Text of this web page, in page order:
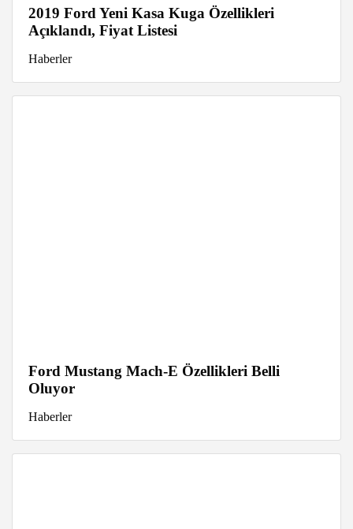
2019 Ford Yeni Kasa Kuga Özellikleri
Açıklandı, Fiyat Listesi
Haberler
Ford Mustang Mach-E Özellikleri Belli
Oluyor
Haberler